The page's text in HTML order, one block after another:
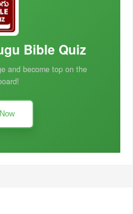
Bible Quiz
and become top on the